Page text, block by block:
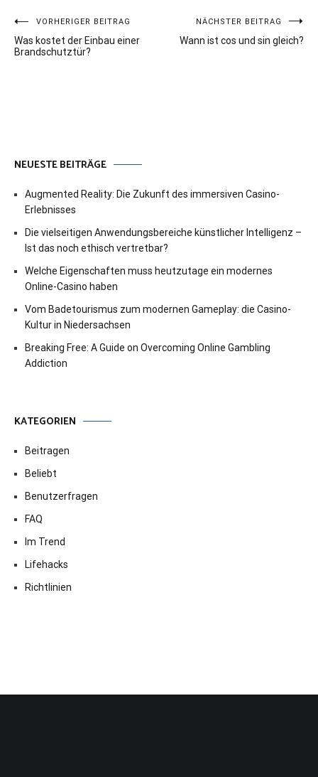
Beitragsnavigation
VORHERIGER BEITRAG
Was kostet der Einbau einer
Brandschutztür?
NÄCHSTER BEITRAG
Wann ist cos und sin gleich?
NEUESTE BEITRÄGE
Augmented Reality: Die Zukunft des immersiven Casino-
Erlebnisses
Die vielseitigen Anwendungsbereiche künstlicher Intelligenz –
Ist das noch ethisch vertretbar?
Welche Eigenschaften muss heutzutage ein modernes
Online-Casino haben
Vom Badetourismus zum modernen Gameplay: die Casino-
Kultur in Niedersachsen
Breaking Free: A Guide on Overcoming Online Gambling
Addiction
KATEGORIEN
Beitragen
Beliebt
Benutzerfragen
FAQ
Im Trend
Lifehacks
Richtlinien